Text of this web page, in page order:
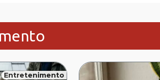
Entretenimento